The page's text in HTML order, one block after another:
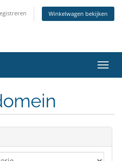
Winkelwagen bekijken
in-/